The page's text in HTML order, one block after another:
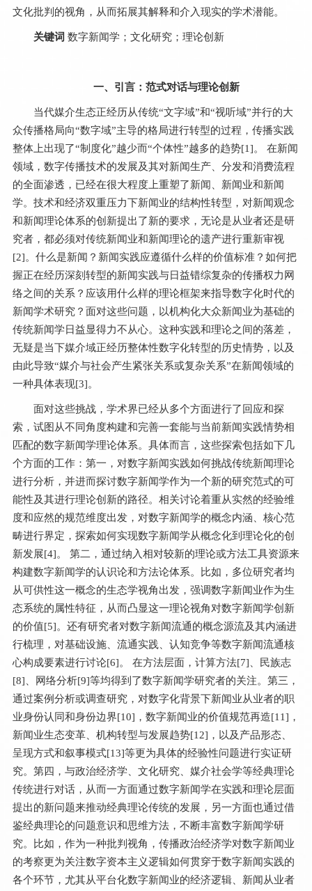
文化批判的视角，从而拓展其解释和介入现实的学术潜能。
关键词 数字新闻学；文化研究；理论创新
一、引言：范式对话与理论创新
当代媒介生态正经历从传统“文字域”和“视听域”并行的大
众传播格局向“数字域”主导的格局进行转型的过程，传播实践
整体上出现了“制度化”越少而“个体性”越多的趋势[1]。 在新闻
领域，数字传播技术的发展及其对新闻生产、分发和消费流程
的全面渗透，已经在很大程度上重塑了新闻、新闻业和新闻
学。技术和经济双重压力下新闻业的结构性转型，对新闻观念
和新闻理论体系的创新提出了新的要求，无论是从业者还是研
究者，都必须对传统新闻业和新闻理论的遗产进行重新审视
[2]。什么是新闻？新闻实践应遵循什么样的价值标准？如何把
握正在经历深刻转型的新闻实践与日益错综复杂的传播权力网
络之间的关系？应该用什么样的理论框架来指导数字化时代的
新闻学术研究？面对这些问题，以机构化大众新闻业为基础的
传统新闻学日益显得力不从心。这种实践和理论之间的落差，
无疑是当下媒介域正经历整体性数字化转型的历史情势，以及
由此导致“媒介与社会产生紧张关系或复杂关系”在新闻领域的
一种具体表现[3]。
面对这些挑战，学术界已经从多个方面进行了回应和探
索，试图从不同角度构建和完善一套能与当前新闻实践情势相
匹配的数字新闻学理论体系。具体而言，这些探索包括如下几
个方面的工作：第一，对数字新闻实践如何挑战传统新闻理论
进行分析，并进而探讨数字新闻学作为一个新的研究范式的可
能性及其进行理论创新的路径。相关讨论着重从实然的经验维
度和应然的规范维度出发，对数字新闻学的概念内涵、核心范
畴进行界定，探索如何实现数字新闻学从概念化到理论化的创
新发展[4]。 第二，通过纳入相对较新的理论或方法工具资源来
构建数字新闻学的认识论和方法论体系。比如，多位研究者均
从可供性这一概念的生态学视角出发，强调数字新闻业作为生
态系统的属性特征，从而凸显这一理论视角对数字新闻学创新
的价值[5]。还有研究者对数字新闻流通的概念源流及其内涵进
行梳理，对基础设施、流通实践、认知竞争等数字新闻流通核
心构成要素进行讨论[6]。 在方法层面，计算方法[7]、民族志
[8]、网络分析[9]等均得到了数字新闻学研究者的关注。第三，
通过案例分析或调查研究，对数字化背景下新闻业从业者的职
业身份认同和身份边界[10]，数字新闻业的价值规范再造[11]，
新闻业生态变革、机构转型与发展趋势[12]，以及产品形态、
呈现方式和叙事模式[13]等更为具体的经验性问题进行实证研
究。第四，与政治经济学、文化研究、媒介社会学等经典理论
传统进行对话，从而一方面通过数字新闻学在实践和理论层面
提出的新问题来推动经典理论传统的发展，另一方面也通过借
鉴经典理论的问题意识和思维方法，不断丰富数字新闻学研
究。比如，作为一种批判视角，传播政治经济学对数字新闻业
的考察更为关注数字资本主义逻辑如何贯穿于数字新闻实践的
各个环节，尤其从平台化数字新闻业的经济逻辑、新闻从业者